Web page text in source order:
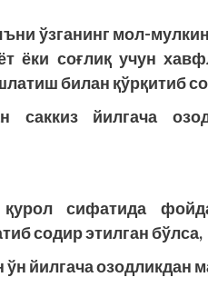
ўзганинг мол-
ёки соғлиқ учун
билан қўрқитиб
йилгача
сифатида
содир этилган бўлса,
ўн йилгача озодликдан